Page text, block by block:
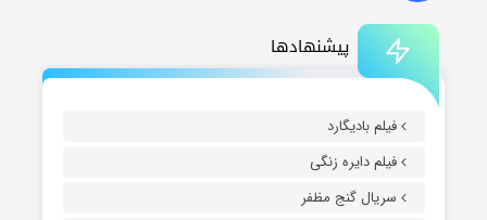
پیشنهادها
فیلم بادیگارد
فیلم دایره زنگی
سریال گنج مظفر